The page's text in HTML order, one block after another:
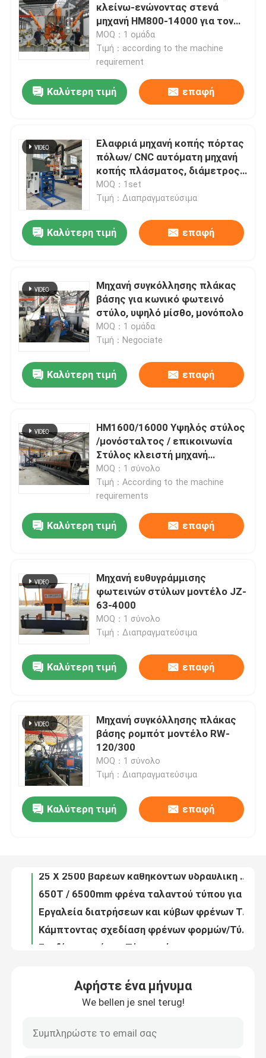
Αρχική
Προϊόντα
Σχετικά με εμάς
Ξενάγηση στο Εργοστάσιο
Επικοινωνήστε μαζί μας
Ειδήσεις
κλείνω-ενώνοντας στενά
μηχανή HM800-14000 για τον
υψηλό ιστό μονοπωλιακό
MOQ：1 ομάδα
Τιμή：according to the machine
requirement
Καλύτερη τιμή επαφή
Ελαφριά μηχανή κοπής πόρτας
πόλων/ CNC αυτόματη μηχανή
κοπής πλάσματος, διάμετρος
350 mm, εγκεφαλική 2000 mm
MOQ：1set
Τιμή：Διαπραγματεύσιμα
Καλύτερη τιμή επαφή
Μηχανή συγκόλλησης πλάκας
βάσης για κωνικό φωτεινό
στύλο, υψηλό μίσθο, μονόπολο
MOQ：1 ομάδα
Τιμή：Negociate
Καλύτερη τιμή επαφή
HM1600/16000 Υψηλός στύλος
/μονόσταλτος / επικοινωνία
Στύλος κλειστή μηχανή
συγκόλλησης μοντέλο
MOQ：1 σύνολο
Τιμή：According to the machine
requirements
Καλύτερη τιμή επαφή
Μηχανή ευθυγράμμισης
φωτεινών στύλων μοντέλο JZ-
63-4000
MOQ：1 σύνολο
Τιμή：Διαπραγματεύσιμα
Καλύτερη τιμή επαφή
Μηχανή συγκόλλησης πλάκας
βάσης ρομπότ μοντέλο RW-
120/300
MOQ：1 σύνολο
Τιμή：Διαπραγματεύσιμα
Καλύτερη τιμή επαφή
Αξιόπιστη υδραυλική κουρεύοντας μηχανή απόδοσης για το κομμένο πιάτο 8 × 5000 χάλυβα
Εργαλεία διατρήσεων και κύβων φρένων Τύπου λαιμών χήνων/φόρμα για τη μηχανή πενσών
Σχεδίαση φρένων Τύπου κάμπτοντας μηχανών φύλλων συνήθειας για το γραφείο επιτροπής ελέγχου
20mm, υδραυλική κουρεύοντας μηχανή πιάτων χάλυβα 600mm με την αξονική αντλία δυτών
Αφήστε ένα μήνυμα
We bellen je snel terug!